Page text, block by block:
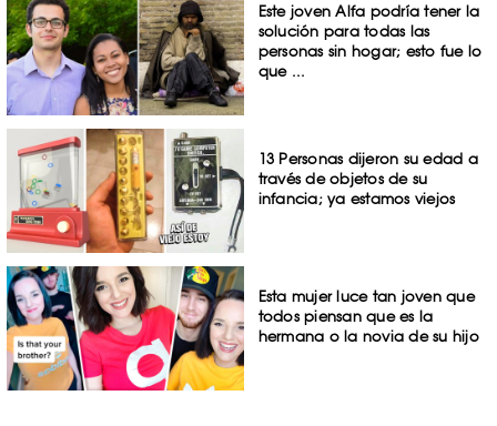
Este joven Alfa podría tener la
solución para todas las
personas sin hogar; esto fue lo
que ...
13 Personas dijeron su edad a
través de objetos de su
infancia; ya estamos viejos
Esta mujer luce tan joven que
todos piensan que es la
hermana o la novia de su hijo